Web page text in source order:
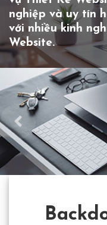
nghiệp và uy tín
với nhiều kinh
Website.